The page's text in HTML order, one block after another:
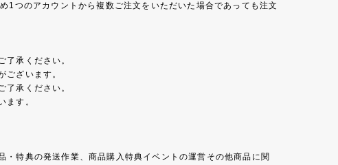
1つのアカウントから複数ご注文をいただいた場合であっても注文
了承ください。
ございます。
了承ください。
ます。
特典の発送作業、商品購入特典イベントの運営その他商品に関